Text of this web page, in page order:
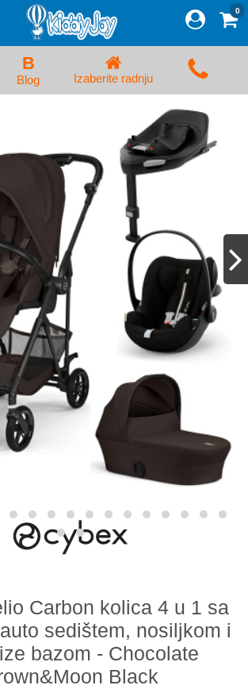
Prijava/Registracija
kolica
ležaljke
cucle
i tricikli
i baldahini
decu
0
B
Blog Izaberite radnju
Carbon kolica 4 u 1 sa
sedištem, nosiljkom i
bazom - Chocolate
Black